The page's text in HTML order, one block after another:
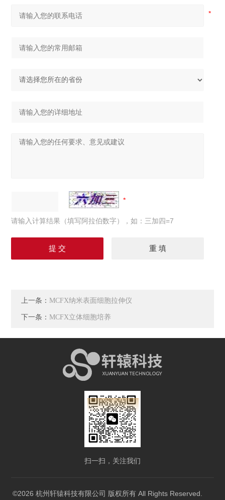
请输入计算结果（填写阿拉伯数字），如：三加四=7
上一条： MCFX纳米表面细胞拉伸仪
下一条： MCFX立体细胞培养
扫一扫，关注我们
©2026 杭州轩辕科技有限公司 版权所有 All Rights Reserved.